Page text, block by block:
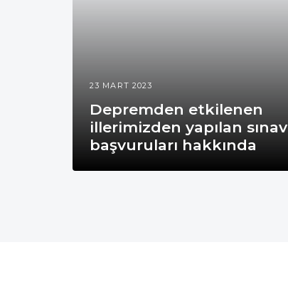
23 MART 2023
Depremden etkilenen
illerimizden yapılan sınav
başvuruları hakkında